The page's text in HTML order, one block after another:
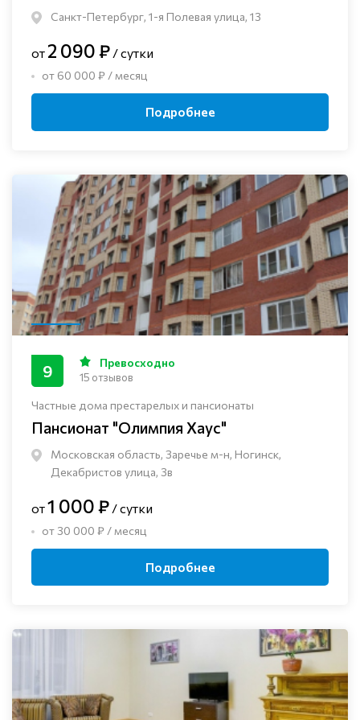
Санкт-Петербург, 1-я Полевая улица, 13
от 2 090 ₽ / сутки
от 60 000 ₽ / месяц
Подробнее
Частные дома престарелых и пансионаты
Пансионат "Олимпия Хаус"
Московская область, Заречье м-н, Ногинск, ​
Декабристов улица, 3в
9 Превосходно
15 отзывов
от1 000 ₽ / сутки
от 30 000 ₽ / месяц
Подробнее